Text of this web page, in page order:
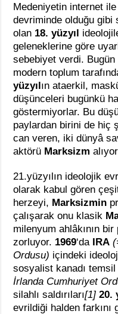
Medeniyetin internet
devriminde olduğu gibi
olan 18. yüzyıl
geleneklerine göre
sebebiyet verdi.
modern toplum
yüzyılın ataerkil,
düşünceleri bugünkü
göstermiyorlar. Bu
paylardan birini de hiç
can veren, iki dünyâ
aktörü Marksizm
21.yüzyılın ideolojik
olarak kabul gören
herzeyi, Marksizmin
çalışarak onu klasik
milenyum ahlâkının
zorluyor. 1969‘da IRA
Ordusu) içindeki
sosyalist kanadı temsil
İrlanda Cumhuriyet
silahlı saldırıları[1] 20.
evrildiği halden farkını